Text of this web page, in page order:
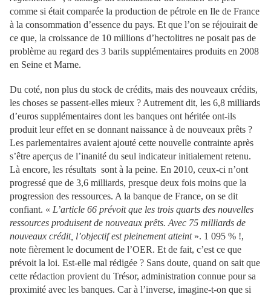
comme si était comparée la production de pétrole en Ile de France
à la consommation d’essence du pays. Et que l’on se réjouirait de
ce que, la croissance de 10 millions d’hectolitres ne posait pas de
problème au regard des 3 barils supplémentaires produits en 2008
en Seine et Marne.
Du coté, non plus du stock de crédits, mais des nouveaux crédits,
les choses se passent-elles mieux ? Autrement dit, les 6,8 milliards
d’euros supplémentaires dont les banques ont héritée ont-ils
produit leur effet en se donnant naissance à de nouveaux prêts ?
Les parlementaires avaient ajouté cette nouvelle contrainte après
s’être aperçus de l’inanité du seul indicateur initialement retenu.
Là encore, les résultats sont à la peine. En 2010, ceux-ci n’ont
progressé que de 3,6 milliards, presque deux fois moins que la
progression des ressources. A la banque de France, on se dit
confiant. « L’article 66 prévoit que les trois quarts des nouvelles
ressources produisent de nouveaux prêts. Avec 75 milliards de
nouveaux crédit, l’objectif est pleinement atteint ». 1 095 % !,
note fièrement le document de l’OER. Et de fait, c’est ce que
prévoit la loi. Est-elle mal rédigée ? Sans doute, quand on sait que
cette rédaction provient du Trésor, administration connue pour sa
proximité avec les banques. Car à l’inverse, imagine-t-on que si